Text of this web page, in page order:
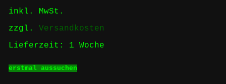
werden
inkl. MwSt.
zzgl. Versandkosten
Lieferzeit: 1 Woche
erstmal aussuchenProdukt